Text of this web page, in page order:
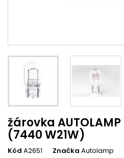
žárovka AUTOLAMP
(7440 W21W)
Kód A2651 Značka Autolamp